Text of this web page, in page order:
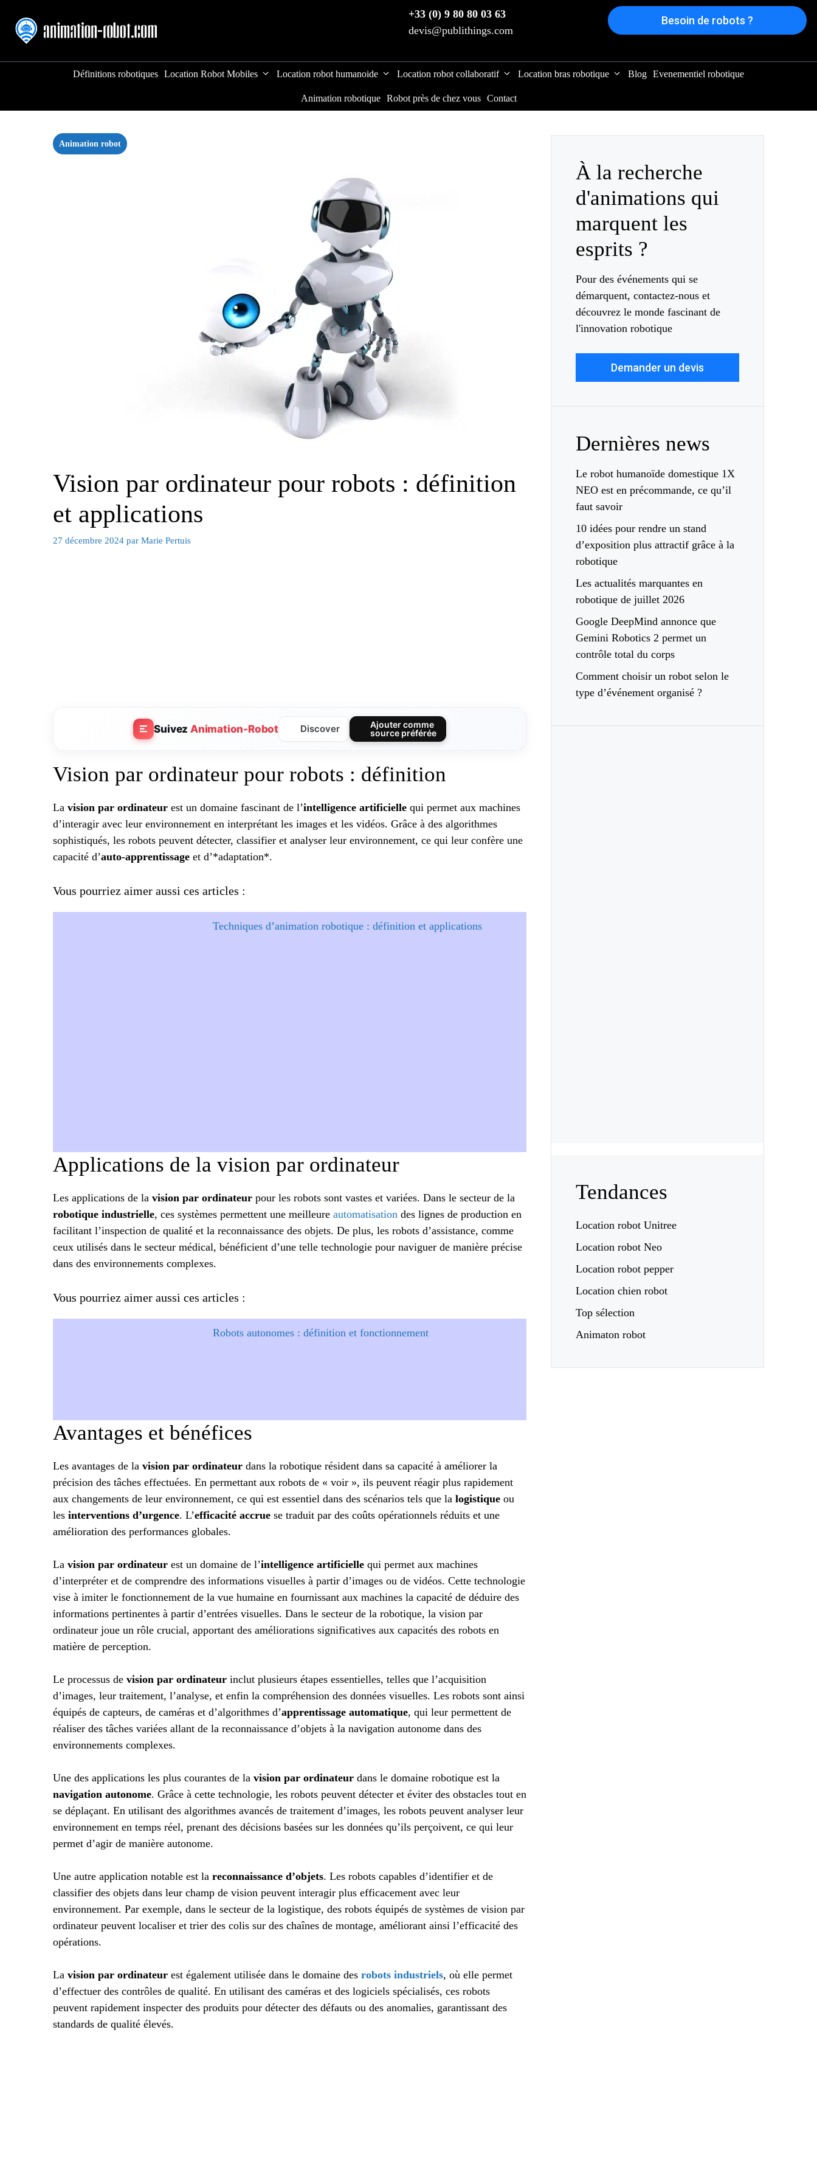
contenu
+33 (0) 9 80 80 03 63
devis@publithings.com
Besoin de robots ?
Définitions robotiques Location Robot Mobiles Location robot humanoide Location robot collaboratif Location bras robotique Blog Evenementiel robotique
Animation robotique Robot près de chez vous Contact
Animation robot
Vision par ordinateur pour robots : définition
et applications
27 décembre 2024 par Marie Pertuis
Suivez Animation-Robot Discover
Ajouter comme
source préférée
Vision par ordinateur pour robots : définition
La vision par ordinateur est un domaine fascinant de l’intelligence artificielle qui permet aux machines
d’interagir avec leur environnement en interprétant les images et les vidéos. Grâce à des algorithmes
sophistiqués, les robots peuvent détecter, classifier et analyser leur environnement, ce qui leur confère une
capacité d’auto-apprentissage et d’*adaptation*.
Vous pourriez aimer aussi ces articles :
Techniques d’animation robotique : définition et applications
Applications de la vision par ordinateur
Les applications de la vision par ordinateur pour les robots sont vastes et variées. Dans le secteur de la
robotique industrielle, ces systèmes permettent une meilleure automatisation des lignes de production en
facilitant l’inspection de qualité et la reconnaissance des objets. De plus, les robots d’assistance, comme
ceux utilisés dans le secteur médical, bénéficient d’une telle technologie pour naviguer de manière précise
dans des environnements complexes.
Vous pourriez aimer aussi ces articles :
Robots autonomes : définition et fonctionnement
Avantages et bénéfices
Les avantages de la vision par ordinateur dans la robotique résident dans sa capacité à améliorer la
précision des tâches effectuées. En permettant aux robots de « voir », ils peuvent réagir plus rapidement
aux changements de leur environnement, ce qui est essentiel dans des scénarios tels que la logistique ou
les interventions d’urgence. L’efficacité accrue se traduit par des coûts opérationnels réduits et une
amélioration des performances globales.
La vision par ordinateur est un domaine de l’intelligence artificielle qui permet aux machines
d’interpréter et de comprendre des informations visuelles à partir d’images ou de vidéos. Cette technologie
vise à imiter le fonctionnement de la vue humaine en fournissant aux machines la capacité de déduire des
informations pertinentes à partir d’entrées visuelles. Dans le secteur de la robotique, la vision par
ordinateur joue un rôle crucial, apportant des améliorations significatives aux capacités des robots en
matière de perception.
Le processus de vision par ordinateur inclut plusieurs étapes essentielles, telles que l’acquisition
d’images, leur traitement, l’analyse, et enfin la compréhension des données visuelles. Les robots sont ainsi
équipés de capteurs, de caméras et d’algorithmes d’apprentissage automatique, qui leur permettent de
réaliser des tâches variées allant de la reconnaissance d’objets à la navigation autonome dans des
environnements complexes.
Une des applications les plus courantes de la vision par ordinateur dans le domaine robotique est la
navigation autonome. Grâce à cette technologie, les robots peuvent détecter et éviter des obstacles tout en
se déplaçant. En utilisant des algorithmes avancés de traitement d’images, les robots peuvent analyser leur
environnement en temps réel, prenant des décisions basées sur les données qu’ils perçoivent, ce qui leur
permet d’agir de manière autonome.
Une autre application notable est la reconnaissance d’objets. Les robots capables d’identifier et de
classifier des objets dans leur champ de vision peuvent interagir plus efficacement avec leur
environnement. Par exemple, dans le secteur de la logistique, des robots équipés de systèmes de vision par
ordinateur peuvent localiser et trier des colis sur des chaînes de montage, améliorant ainsi l’efficacité des
opérations.
La vision par ordinateur est également utilisée dans le domaine des robots industriels, où elle permet
d’effectuer des contrôles de qualité. En utilisant des caméras et des logiciels spécialisés, ces robots
peuvent rapidement inspecter des produits pour détecter des défauts ou des anomalies, garantissant des
standards de qualité élevés.
À la recherche
d'animations qui
marquent les
esprits ?
Pour des événements qui se
démarquent, contactez-nous et
découvrez le monde fascinant de
l'innovation robotique
Demander un devis
Dernières news
Le robot humanoïde domestique 1X
NEO est en précommande, ce qu’il
faut savoir
10 idées pour rendre un stand
d’exposition plus attractif grâce à la
robotique
Les actualités marquantes en
robotique de juillet 2026
Google DeepMind annonce que
Gemini Robotics 2 permet un
contrôle total du corps
Comment choisir un robot selon le
type d’événement organisé ?
Tendances
Location robot Unitree
Location robot Neo
Location robot pepper
Location chien robot
Top sélection
Animaton robot